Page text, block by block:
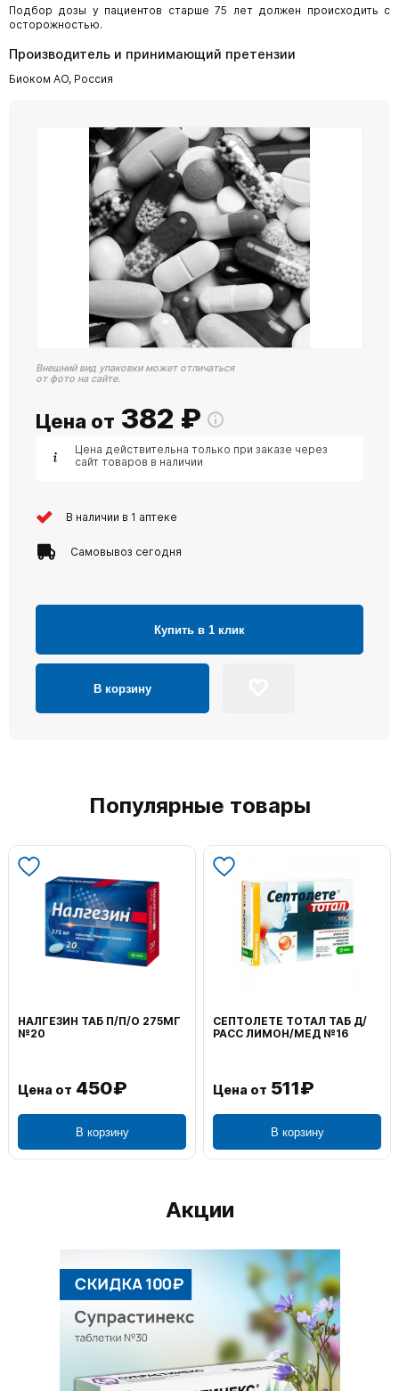
Подбор дозы у пациентов старше 75 лет должен происходить с
осторожностью.
Производитель и принимающий претензии
Биоком АО, Россия
Внешний вид упаковки может отличаться
от фото на сайте.
Цена от 382 ₽
Цена действительна только при заказе через
сайт товаров в наличии
В наличии в 1 аптеке
Самовывоз сегодня
Купить в 1 клик
В корзину
Популярные товары
НАЛГЕЗИН ТАБ П/П/О 275МГ
№20
Цена от 450₽
В корзину
СЕПТОЛЕТЕ ТОТАЛ ТАБ Д/
РАСС ЛИМОН/МЕД №16
Цена от 511₽
В корзину
Акции